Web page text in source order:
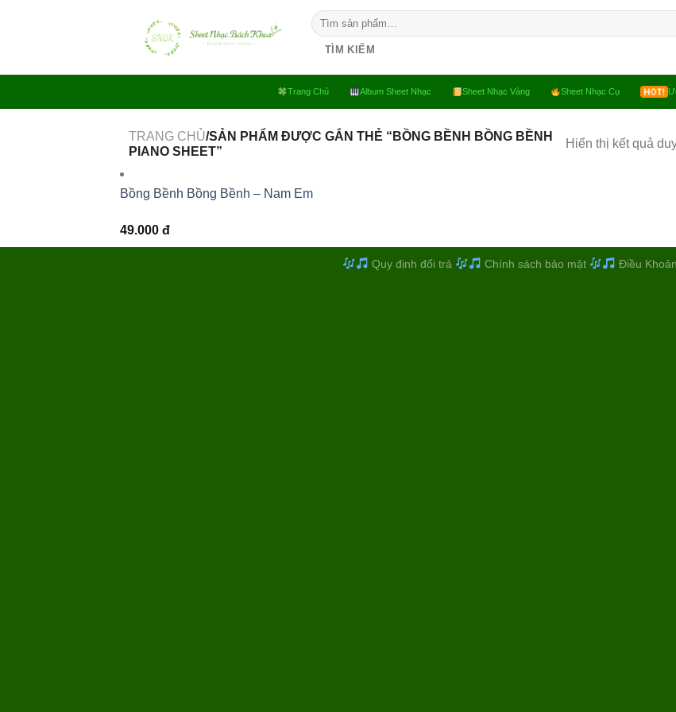
Tìm
kiếm:
TÌM KIẾM
Trang Chủ Album Sheet Nhạc Sheet Nhạc Vàng Sheet Nhạc Cụ
TRANG CHỦ/SẢN PHẨM ĐƯỢC GẮN THẺ “BỒNG BỀNH BỒNG BỀNH
PIANO SHEET”
Hiển thị kết quả
Bồng Bềnh Bồng Bềnh – Nam Em
49.000 đ
Quy định đổi trả Chính sách bảo mật Điều